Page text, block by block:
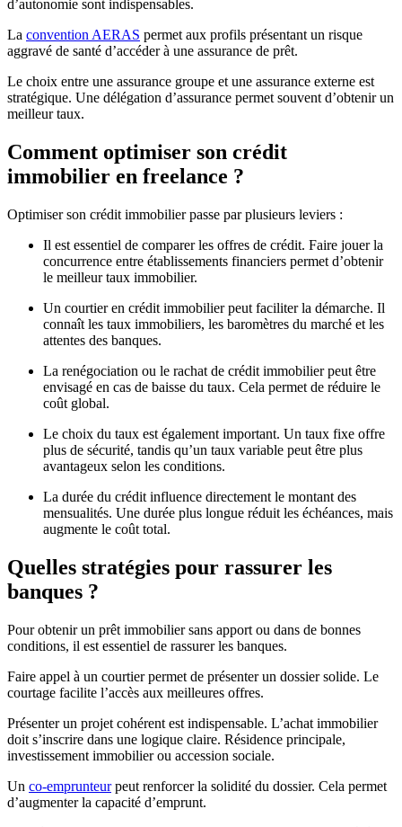
d’autonomie sont indispensables.
La convention AERAS permet aux profils présentant un risque
aggravé de santé d’accéder à une assurance de prêt.
Le choix entre une assurance groupe et une assurance externe est
stratégique. Une délégation d’assurance permet souvent d’obtenir un
meilleur taux.
Comment optimiser son crédit
immobilier en freelance ?
Optimiser son crédit immobilier passe par plusieurs leviers :
Il est essentiel de comparer les offres de crédit. Faire jouer la
concurrence entre établissements financiers permet d’obtenir
le meilleur taux immobilier.
Un courtier en crédit immobilier peut faciliter la démarche. Il
connaît les taux immobiliers, les baromètres du marché et les
attentes des banques.
La renégociation ou le rachat de crédit immobilier peut être
envisagé en cas de baisse du taux. Cela permet de réduire le
coût global.
Le choix du taux est également important. Un taux fixe offre
plus de sécurité, tandis qu’un taux variable peut être plus
avantageux selon les conditions.
La durée du crédit influence directement le montant des
mensualités. Une durée plus longue réduit les échéances, mais
augmente le coût total.
Quelles stratégies pour rassurer les
banques ?
Pour obtenir un prêt immobilier sans apport ou dans de bonnes
conditions, il est essentiel de rassurer les banques.
Faire appel à un courtier permet de présenter un dossier solide. Le
courtage facilite l’accès aux meilleures offres.
Présenter un projet cohérent est indispensable. L’achat immobilier
doit s’inscrire dans une logique claire. Résidence principale,
investissement immobilier ou accession sociale.
Un co-emprunteurpeut renforcer la solidité du dossier. Cela permet
d’augmenter la capacité d’emprunt.